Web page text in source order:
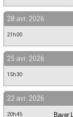
28 avr. 2026
21h00
25 avr. 2026
15h30
22 avr. 2026
20h45 Bayer